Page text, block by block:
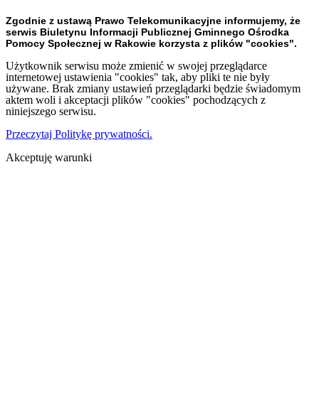
Zgodnie z ustawą Prawo Telekomunikacyjne informujemy, że
serwis Biuletynu Informacji Publicznej Gminnego Ośrodka
Pomocy Społecznej w Rakowie korzysta z plików "cookies".
Użytkownik serwisu może zmienić w swojej przeglądarce
internetowej ustawienia "cookies" tak, aby pliki te nie były
używane. Brak zmiany ustawień przeglądarki będzie świadomym
aktem woli i akceptacji plików "cookies" pochodzących z
niniejszego serwisu.
Przeczytaj Politykę prywatności.
Akceptuję warunki